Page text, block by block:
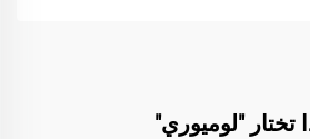
تختار "لوميوري"